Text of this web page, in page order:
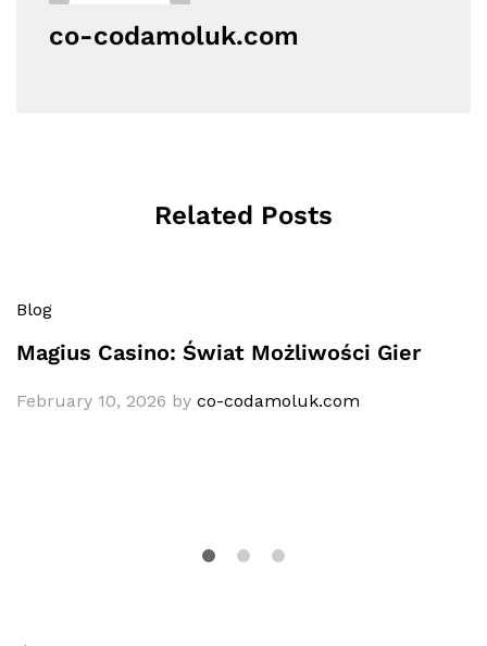
co-codamoluk.com
Related Posts
Blog
Magius Casino: Świat Możliwości Gier
February 10, 2026 by co-codamoluk.com